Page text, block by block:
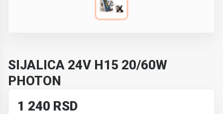
SIJALICA 24V H15 20/60W
PHOTON
1 240 RSD